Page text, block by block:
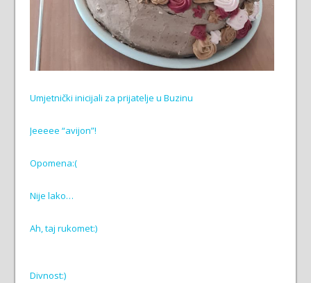
Umjetnički inicijali za prijatelje u Buzinu
Jeeeee “avijon”!
Opomena:(
Nije lako…
Ah, taj rukomet:)
Divnost:)